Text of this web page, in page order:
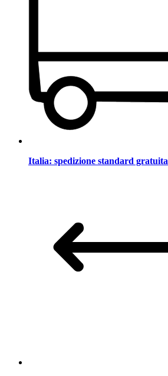
Italia: spedizione standard gratuita